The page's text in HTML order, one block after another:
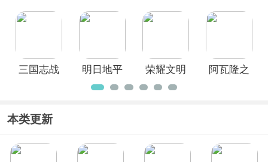
三国志战
明日地平
线手游
荣耀文明
阿瓦隆之
本类更新